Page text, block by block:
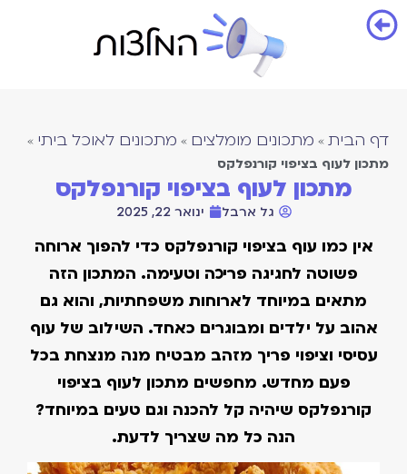
דף הבית»מתכונים מומלצים»מתכונים לאוכל ביתי»
מתכון לעוף בציפוי קורנפלקס
מתכון לעוף בציפוי קורנפלקס
גל ארבל ינואר 22, 2025
אין כמו עוף בציפוי קורנפלקס כדי להפוך ארוחה
פשוטה לחגיגה פריכה וטעימה. המתכון הזה
מתאים במיוחד לארוחות משפחתיות, והוא גם
אהוב על ילדים ומבוגרים כאחד. השילוב של עוף
עסיסי וציפוי פריך מזהב מבטיח מנה מנצחת בכל
פעם מחדש. מחפשים מתכון לעוף בציפוי
קורנפלקס שיהיה קל להכנה וגם טעים במיוחד?
הנה כל מה שצריך לדעת.